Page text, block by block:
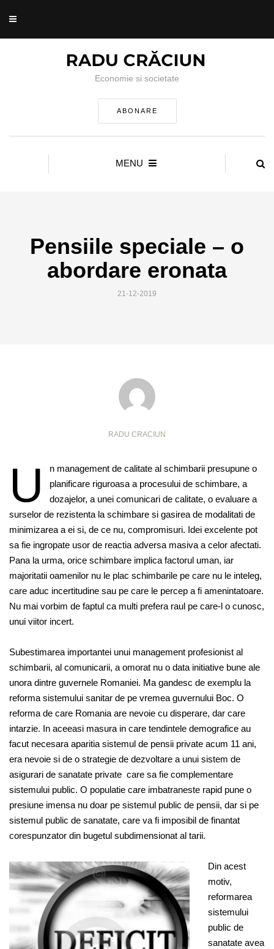
Economie si societate
ABONARE
MENU
Pensiile speciale – o
abordare eronata
21-12-2019
RADU CRACIUN
U
n management de calitate al schimbarii presupune o
planificare riguroasa a procesului de schimbare, a
dozajelor, a unei comunicari de calitate, o evaluare a
surselor de rezistenta la schimbare si gasirea de modalitati de
minimizarea a ei si, de ce nu, compromisuri. Idei excelente pot
sa fie ingropate usor de reactia adversa masiva a celor afectati.
Pana la urma, orice schimbare implica factorul uman, iar
majoritatii oamenilor nu le plac schimbarile pe care nu le inteleg,
care aduc incertitudine sau pe care le percep a fi amenintatoare.
Nu mai vorbim de faptul ca multi prefera raul pe care-l o cunosc,
unui viitor incert.
Subestimarea importantei unui management profesionist al
schimbarii, al comunicarii, a omorat nu o data initiative bune ale
unora dintre guvernele Romaniei. Ma gandesc de exemplu la
reforma sistemului sanitar de pe vremea guvernului Boc. O
reforma de care Romania are nevoie cu disperare, dar care
intarzie. In aceeasi masura in care tendintele demografice au
facut necesara aparitia sistemul de pensii private acum 11 ani,
era nevoie si de o strategie de dezvoltare a unui sistem de
asigurari de sanatate private care sa fie complementare
sistemului public. O populatie care imbatraneste rapid pune o
presiune imensa nu doar pe sistemul public de pensii, dar si pe
sistemul public de sanatate, care va fi imposibil de finantat
corespunzator din bugetul subdimensionat al tarii.
Din acest
motiv,
reformarea
sistemului
public de
sanatate avea